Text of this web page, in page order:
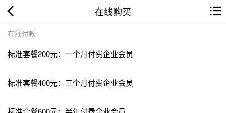
在线购买
在线付款
标准套餐200元：一个月付费企业会员
标准套餐400元：三个月付费企业会员